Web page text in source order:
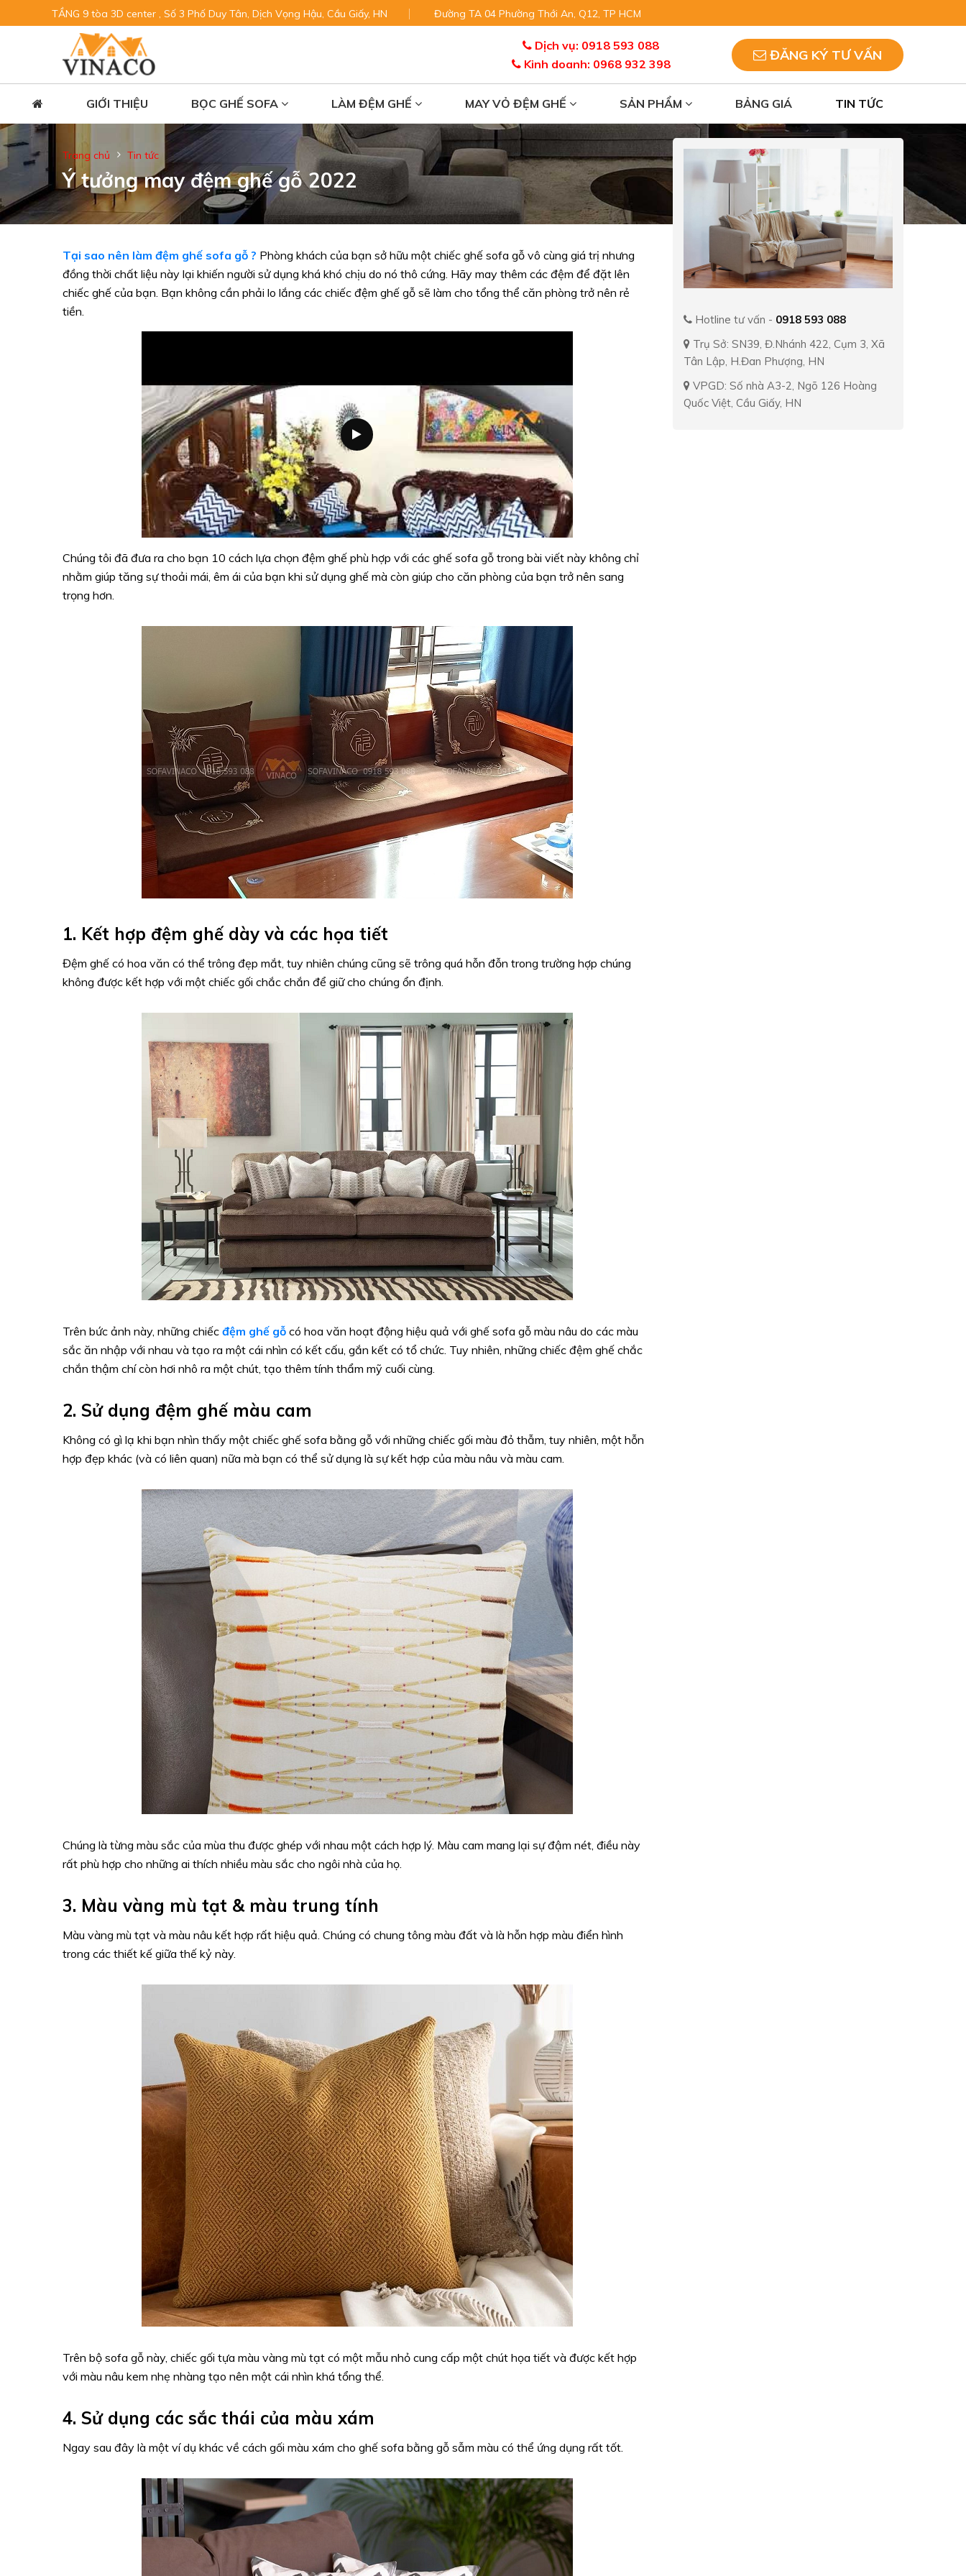
TẦNG 9 tòa 3D center , Số 3 Phố Duy Tân, Dịch Vọng Hậu, Cầu Giấy, HN Đường TA 04 Phường Thới An, Q12, TP HCM
Dịch vụ: 0918 593 088
Kinh doanh: 0968 932 398
ĐĂNG KÝ TƯ VẤN
GIỚI THIỆU BỌC GHẾ SOFA LÀM ĐỆM GHẾ MAY VỎ ĐỆM GHẾ SẢN PHẨM BẢNG GIÁ TIN TỨC
Trang chủ Tin tức
Ý tưởng may đệm ghế gỗ 2022
Tại sao nên làm đệm ghế sofa gỗ ? Phòng khách của bạn sở hữu một chiếc ghế sofa gỗ vô cùng giá trị nhưng
đồng thời chất liệu này lại khiến người sử dụng khá khó chịu do nó thô cứng. Hãy may thêm các đệm để đặt lên
chiếc ghế của bạn. Bạn không cần phải lo lắng các chiếc đệm ghế gỗ sẽ làm cho tổng thể căn phòng trở nên rẻ
tiền.
Chúng tôi đã đưa ra cho bạn 10 cách lựa chọn đệm ghế phù hợp với các ghế sofa gỗ trong bài viết này không chỉ
nhằm giúp tăng sự thoải mái, êm ái của bạn khi sử dụng ghế mà còn giúp cho căn phòng của bạn trở nên sang
trọng hơn.
1. Kết hợp đệm ghế dày và các họa tiết
Đệm ghế có hoa văn có thể trông đẹp mắt, tuy nhiên chúng cũng sẽ trông quá hỗn đỗn trong trường hợp chúng
không được kết hợp với một chiếc gối chắc chắn để giữ cho chúng ổn định.
Trên bức ảnh này, những chiếc đệm ghế gỗ có hoa văn hoạt động hiệu quả với ghế sofa gỗ màu nâu do các màu
sắc ăn nhập với nhau và tạo ra một cái nhìn có kết cấu, gắn kết có tổ chức. Tuy nhiên, những chiếc đệm ghế chắc
chắn thậm chí còn hơi nhô ra một chút, tạo thêm tính thẩm mỹ cuối cùng.
2. Sử dụng đệm ghế màu cam
Không có gì lạ khi bạn nhìn thấy một chiếc ghế sofa bằng gỗ với những chiếc gối màu đỏ thẫm, tuy nhiên, một hỗn
hợp đẹp khác (và có liên quan) nữa mà bạn có thể sử dụng là sự kết hợp của màu nâu và màu cam.
Chúng là từng màu sắc của mùa thu được ghép với nhau một cách hợp lý. Màu cam mang lại sự đậm nét, điều này
rất phù hợp cho những ai thích nhiều màu sắc cho ngôi nhà của họ.
3. Màu vàng mù tạt & màu trung tính
Màu vàng mù tạt và màu nâu kết hợp rất hiệu quả. Chúng có chung tông màu đất và là hỗn hợp màu điển hình
trong các thiết kế giữa thế kỷ này.
Trên bộ sofa gỗ này, chiếc gối tựa màu vàng mù tạt có một mẫu nhỏ cung cấp một chút họa tiết và được kết hợp
với màu nâu kem nhẹ nhàng tạo nên một cái nhìn khá tổng thể.
4. Sử dụng các sắc thái của màu xám
Ngay sau đây là một ví dụ khác về cách gối màu xám cho ghế sofa bằng gỗ sẫm màu có thể ứng dụng rất tốt.
Hotline tư vấn - 0918 593 088
Trụ Sở: SN39, Đ.Nhánh 422, Cụm 3, Xã
Tân Lập, H.Đan Phượng, HN
VPGD: Số nhà A3-2, Ngõ 126 Hoàng
Quốc Việt, Cầu Giấy, HN